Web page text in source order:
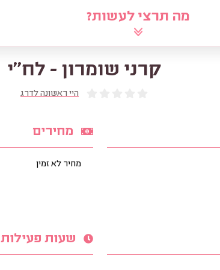
מה תרצי לעשות?
לוח שאלי את הרב
קרני שומרון - לח"י
היי ראשונה לדרג
מחירים
מחיר לא זמין
שעות פעילות